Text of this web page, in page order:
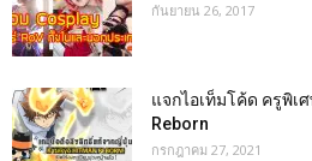
กันยายน 26, 2017
แจกไอเท็มโค้ด ครูพิเ
Reborn
กรกฎาคม 27, 2021